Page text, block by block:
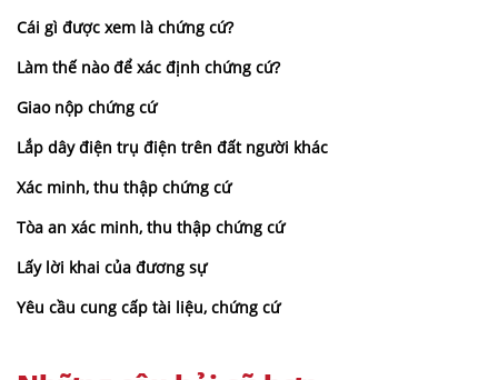
Cái gì được xem là chứng cứ?
Làm thế nào để xác định chứng cứ?
Giao nộp chứng cứ
Lắp dây điện trụ điện trên đất người khác
Xác minh, thu thập chứng cứ
Tòa an xác minh, thu thập chứng cứ
Lấy lời khai của đương sự
Yêu cầu cung cấp tài liệu, chứng cứ